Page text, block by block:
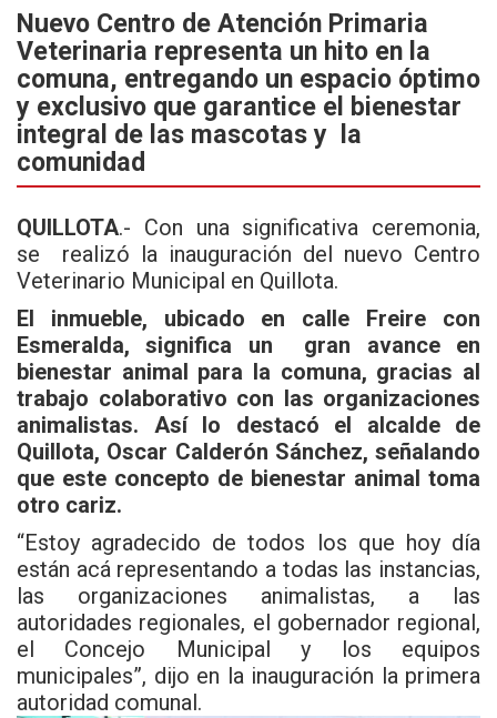
ce
b
o
o
k
tt
er
at
s
A
p
Nuevo Centro de Atención Primaria
Veterinaria representa un hito en la
comuna, entregando un espacio óptimo
y exclusivo que garantice el bienestar
integral de las mascotas y la
comunidad
QUILLOTA.- Con una significativa ceremonia,
se realizó la inauguración del nuevo Centro
Veterinario Municipal en Quillota.
El inmueble, ubicado en calle Freire con
Esmeralda, significa un gran avance en
bienestar animal para la comuna, gracias al
trabajo colaborativo con las organizaciones
animalistas. Así lo destacó el alcalde de
Quillota, Oscar Calderón Sánchez, señalando
que este concepto de bienestar animal toma
otro cariz.
“Estoy agradecido de todos los que hoy día
están acá representando a todas las instancias,
las organizaciones animalistas, a las
autoridades regionales, el gobernador regional,
el Concejo Municipal y los equipos
municipales”, dijo en la inauguración la primera
autoridad comunal.